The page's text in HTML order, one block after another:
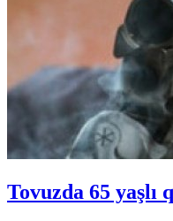
Tovuzda 65 yaşlı